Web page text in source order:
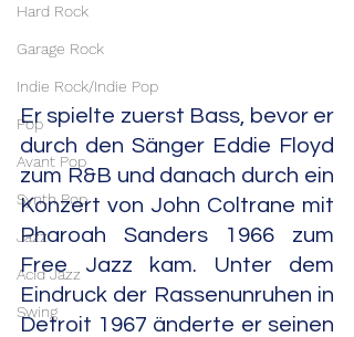
Hard Rock
Garage Rock
Indie Rock/Indie Pop
Pop
Avant Pop
Synth Pop
Jazz
Acid Jazz
Swing
Er spielte zuerst Bass, bevor er
durch den Sänger Eddie Floyd
zum R&B und danach durch ein
Konzert von John Coltrane mit
Pharoah Sanders 1966 zum
Free Jazz kam. Unter dem
Eindruck der Rassenunruhen in
Detroit 1967 änderte er seinen